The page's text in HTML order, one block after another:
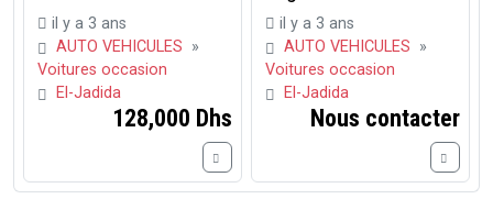
il y a 3 ans
AUTO VEHICULES »
Voitures occasion
El-Jadida
128,000 Dhs
il y a 3 ans
AUTO VEHICULES »
Voitures occasion
El-Jadida
Nous contacter